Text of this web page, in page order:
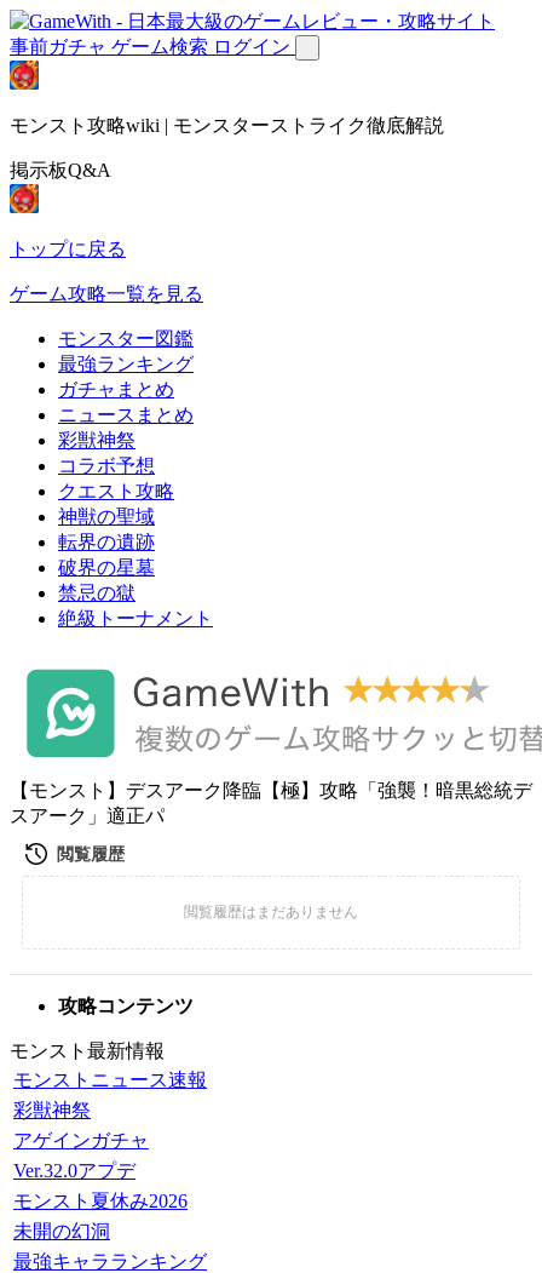
事前ガチャ ゲーム検索 ログイン
モンスト攻略wiki | モンスターストライク徹底解説
掲示板Q&A
トップに戻る
ゲーム攻略一覧を見る
モンスター図鑑
最強ランキング
ガチャまとめ
ニュースまとめ
彩獣神祭
コラボ予想
クエスト攻略
神獣の聖域
転界の遺跡
破界の星墓
禁忌の獄
絶級トーナメント
【モンスト】デスアーク降臨【極】攻略「強襲！暗黒総統デ
スアーク」適正パ
攻略コンテンツ
モンスト最新情報
モンストニュース速報
彩獣神祭
アゲインガチャ
Ver.32.0アプデ
モンスト夏休み2026
未開の幻洞
最強キャラランキング